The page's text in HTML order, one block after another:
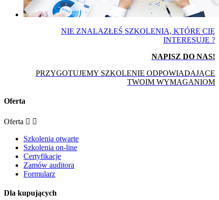
NIE ZNALAZŁEŚ SZKOLENIA, KTÓRE CIĘ
INTERESUJE ?
NAPISZ DO NAS!
PRZYGOTUJEMY SZKOLENIE ODPOWIADAJĄCE
TWOIM WYMAGANIOM
Oferta
Oferta  
Szkolenia otwarte
Szkolenia on-line
Certyfikacje
Zamów auditora
Formularz
Dla kupujących